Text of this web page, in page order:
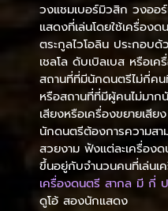
วงแชมเบอร์มิวสิก วงออ
แสดงที่เล่นโดยใช้เครื่อง
ตระกูลไวโอลิน ประกอบด้
เชลโล ดับเบิลเบส หรือเ
สถานที่ที่มีนักดนตรีไม่กี่คน
หรือสถานที่ที่มีผู้คนไม่มาก
เสียงหรือเครื่องขยายเสี
นักดนตรีต้องการความสา
สวยงาม ฟังแต่ละเครื่อง
ขึ้นอยู่กับจำนวนคนที่เล่นเ
เครื่องดนตรี สากล มี กี่ ป
ดูโอ้ สองนักแสดง